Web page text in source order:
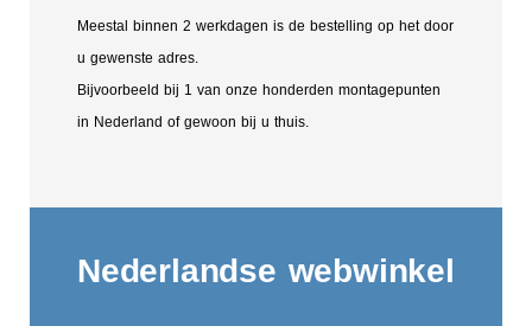
Meestal binnen 2 werkdagen is de bestelling op het door
u gewenste adres.
Bijvoorbeeld bij 1 van onze honderden montagepunten
in Nederland of gewoon bij u thuis.
Nederlandse webwinkel